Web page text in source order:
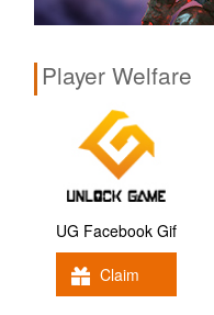
Player Welfare
UG Facebook Gift Code
Claim